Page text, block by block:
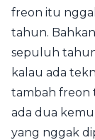
freon itu
tahun.
sepuluh
kalau ada
tambah freon
ada dua
yang nggak